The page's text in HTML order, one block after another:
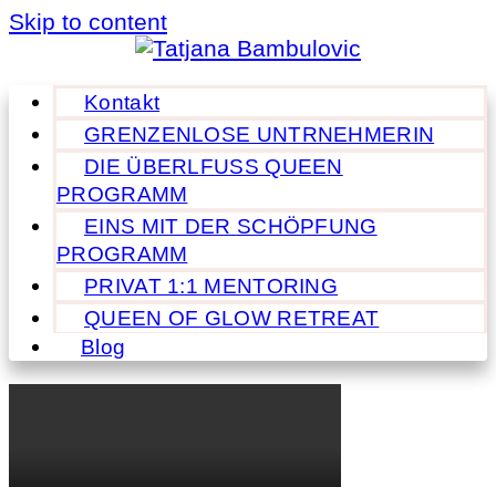
Skip to content
Kontakt
GRENZENLOSE UNTRNEHMERIN
DIE ÜBERLFUSS QUEEN
PROGRAMM
EINS MIT DER SCHÖPFUNG
PROGRAMM
PRIVAT 1:1 MENTORING
QUEEN OF GLOW RETREAT
Blog